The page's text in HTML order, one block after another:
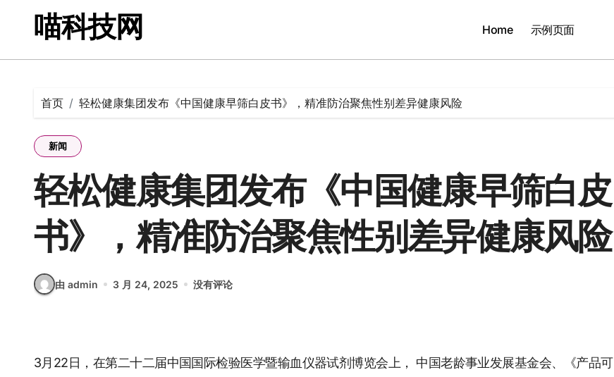
喵科技网 Home 示例页面
首页 轻松健康集团发布《中国健康早筛白皮书》，精准防治聚焦性别差异健康风险
新闻
轻松健康集团发布《中国健康早筛白皮
书》，精准防治聚焦性别差异健康风险
由 admin 3 月 24, 2025 没有评论
3月22日，在第二十二届中国国际检验医学暨输血仪器试剂博览会上， 中国老龄事业发展基金会、《产品可